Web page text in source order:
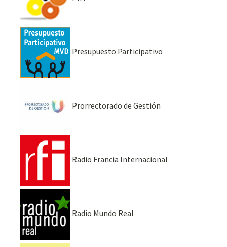
Presupuesto Participativo
Prorrectorado de Gestión
Radio Francia Internacional
Radio Mundo Real